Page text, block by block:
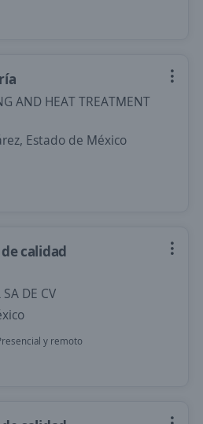
AND HEAT TREATMENT
Estado de México
calidad
DE CV
y remoto